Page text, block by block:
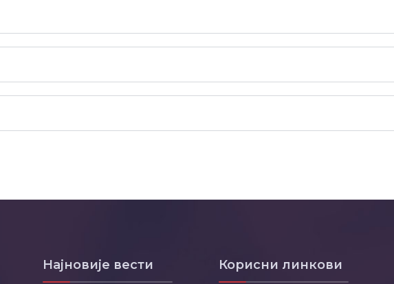
Најновије вести Корисни линкови